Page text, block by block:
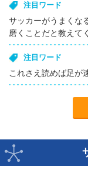
注目ワード
サッカーがうまくな
磨くことだと教えて
注目ワード
これさえ読めば足が